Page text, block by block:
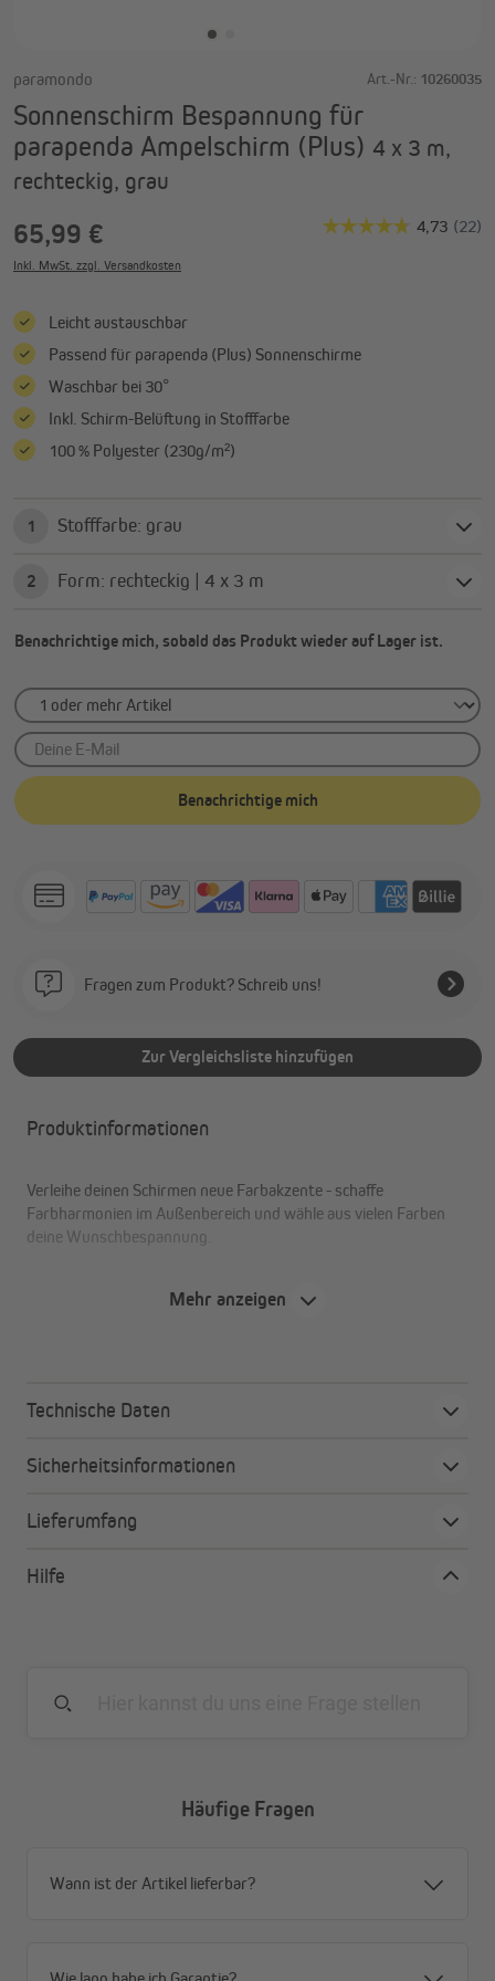
paramondo Art.-Nr.: 10260035
Sonnenschirm Bespannung für
parapenda Ampelschirm (Plus) 4 x 3 m,
rechteckig, grau
65,99 €
Inkl. MwSt. zzgl. Versandkosten
Leicht austauschbar
Passend für parapenda (Plus) Sonnenschirme
Waschbar bei 30°
Inkl. Schirm-Belüftung in Stofffarbe
100 % Polyester (230g/m²)
1 Stofffarbe: grau
2 Form: rechteckig | 4 x 3 m
Benachrichtige mich, sobald das Produkt wieder auf Lager ist.
Deine E-Mail
Benachrichtige mich
Fragen zum Produkt? Schreib uns!
Zur Vergleichsliste hinzufügen
Produktinformationen
Verleihe deinen Schirmen neue Farbakzente - schaffe
Farbharmonien im Außenbereich und wähle aus vielen Farben
deine Wunschbespannung.
leichte Montage
leicht austauschbare Belüftung / Air Vent in Stofffarbe
2 Jahre Garantie
Mehr anzeigen
Technische Daten
Sicherheitsinformationen
Lieferumfang
Hilfe
Häufige Fragen
Wann ist der Artikel lieferbar?